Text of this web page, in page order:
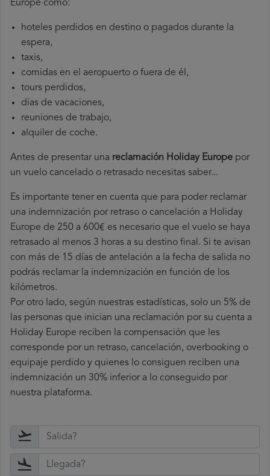
Europe como:
hoteles perdidos en destino o pagados durante la
espera,
taxis,
comidas en el aeropuerto o fuera de él,
tours perdidos,
días de vacaciones,
reuniones de trabajo,
alquiler de coche.
Antes de presentar una reclamación Holiday Europe por
un vuelo cancelado o retrasado necesitas saber...
Es importante tener en cuenta que para poder reclamar
una indemnización por retraso o cancelación a Holiday
Europe de 250 a 600€ es necesario que el vuelo se haya
retrasado al menos 3 horas a su destino final. Si te avisan
con más de 15 días de antelación a la fecha de salida no
podrás reclamar la indemnización en función de los
kilómetros.
Por otro lado, según nuestras estadísticas, solo un 5% de
las personas que inician una reclamación por su cuenta a
Holiday Europe reciben la compensación que les
corresponde por un retraso, cancelación, overbooking o
equipaje perdido y quienes lo consiguen reciben una
indemnización un 30% inferior a lo conseguido por
nuestra plataforma.